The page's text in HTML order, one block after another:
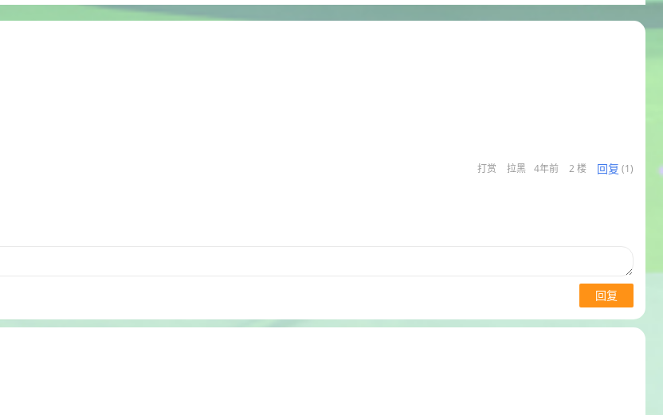
打赏 拉黑 4年前 2 楼 回复 (1)
回复